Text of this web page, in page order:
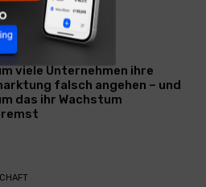
& MARKETING
viele Unternehmen ihre
falsch angehen – und
das ihr Wachstum